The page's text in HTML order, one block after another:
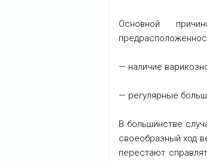
Основной
— наличие
— регулярные
В большинстве
своеобразный ход
перестают